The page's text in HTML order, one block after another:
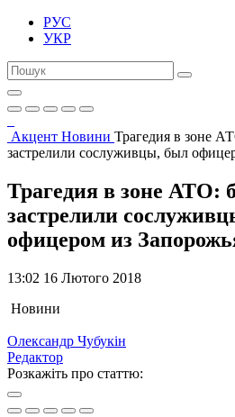
РУС
УКР
Акцент Новини Трагедия в зоне
застрелили сослуживцы, был
Трагедия в зоне АТО:
застрелили
офицером из
13:02 16 Лютого 2018
Новини
Олександр Чубукін
Редактор
Розкажіть про статтю: